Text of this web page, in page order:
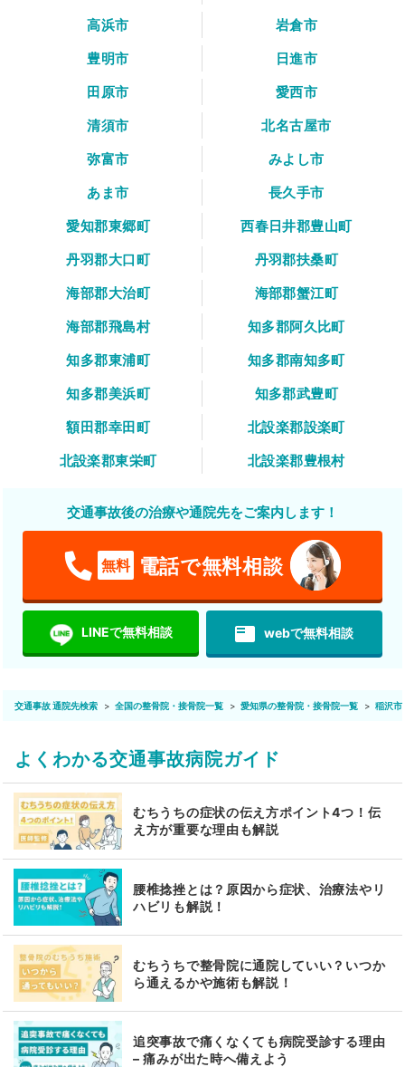
高浜市
岩倉市
豊明市
日進市
田原市
愛西市
清須市
北名古屋市
弥富市
みよし市
あま市
長久手市
愛知郡東郷町
西春日井郡豊山町
丹羽郡大口町
丹羽郡扶桑町
海部郡大治町
海部郡蟹江町
海部郡飛島村
知多郡阿久比町
知多郡東浦町
知多郡南知多町
知多郡美浜町
知多郡武豊町
額田郡幸田町
北設楽郡設楽町
北設楽郡東栄町
北設楽郡豊根村
交通事故後の治療や通院先をご案内します！
無料 電話で無料相談
LINEで無料相談 featured_play_list webで無料相談
交通事故 通院先検索 全国の整骨院・接骨院一覧 愛知県の整骨院・接骨院一覧 稲沢市
よくわかる交通事故病院ガイド
むちうちの症状の伝え方ポイント4つ！伝
え方が重要な理由も解説
腰椎捻挫とは？原因から症状、治療法やリ
ハビリも解説！
むちうちで整骨院に通院していい？いつか
ら通えるかや施術も解説！
追突事故で痛くなくても病院受診する理由
– 痛みが出た時へ備えよう